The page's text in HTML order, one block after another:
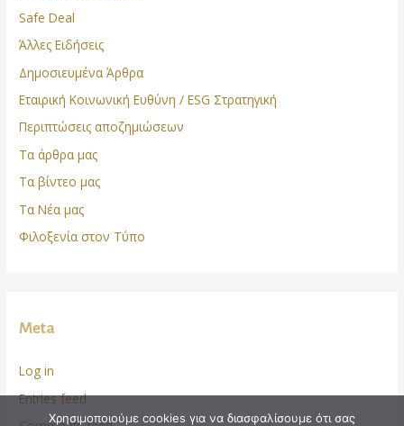
Safe Deal
Άλλες Ειδήσεις
Δημοσιευμένα Άρθρα
Εταιρική Κοινωνική Ευθύνη / ESG Στρατηγική
Περιπτώσεις αποζημιώσεων
Τα άρθρα μας
Τα βίντεο μας
Τα Νέα μας
Φιλοξενία στον Τύπο
Meta
Log in
Entries feed
Χρησιμοποιούμε cookies για να διασφαλίσουμε ότι σας